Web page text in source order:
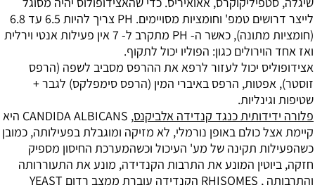
לייצר דרושים טמפ' וחומציות מסויימים. PH צריך להיות 6.5 עד 6.8
(חומציות מתונה), כאשר ה- PH מתקרב ל- 7 אין פעילות אנטי וירלית
ואז אחד הוירולים כגון: הפוליו יכול לתקוף.
אצידופוליס יכול לעזור לרפא את ההרפס מסביב לשפה (הרפס
זוסטר), אפטות, הרפס באיברי המין (הרפס סימפלקס) לגבר +
שטיפות וגינליות.
פלורה ידידותית כנגד קנדידה אלביקנס
, CANDIDA ALBICANS היא
קיימת אצל כולם באופן נורמלי, לא מזיקה ומוגבלת בפעילותה, כמובן
כשהפעילות תקינה של מע' העיכול וכשהמערכת החיסון מספיק
חזקה, ביוטין המונע את התרבות הקנדידה, מונע את התעוררותה
והתרבותה , RHISOMES הקנדידה עוברת ממצב רדום YEAST